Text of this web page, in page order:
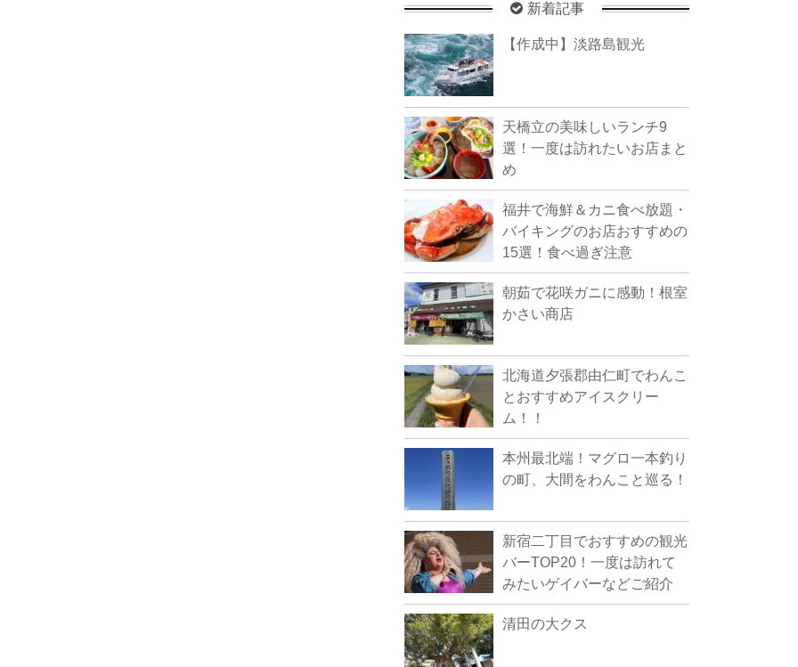
新着記事
【作成中】淡路島観光
天橋立の美味しいランチ9
選！一度は訪れたいお店まと
め
福井で海鮮＆カニ食べ放題・
バイキングのお店おすすめの
15選！食べ過ぎ注意
朝茹で花咲ガニに感動！根室
かさい商店
北海道夕張郡由仁町でわんこ
とおすすめアイスクリー
ム！！
本州最北端！マグロ一本釣り
の町、大間をわんこと巡る！
新宿二丁目でおすすめの観光
バーTOP20！一度は訪れて
みたいゲイバーなどご紹介
清田の大クス